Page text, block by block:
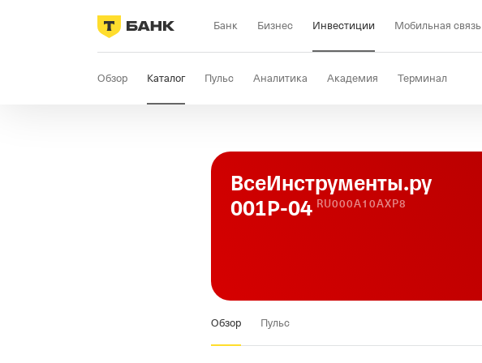
Банк Бизнес Инвестиции Мобильная связь
Обзор Каталог Пульс Аналитика Академия Терминал
ВсеИнструменты.ру
001Р-04 RU000A10AXP8
Обзор Пульс